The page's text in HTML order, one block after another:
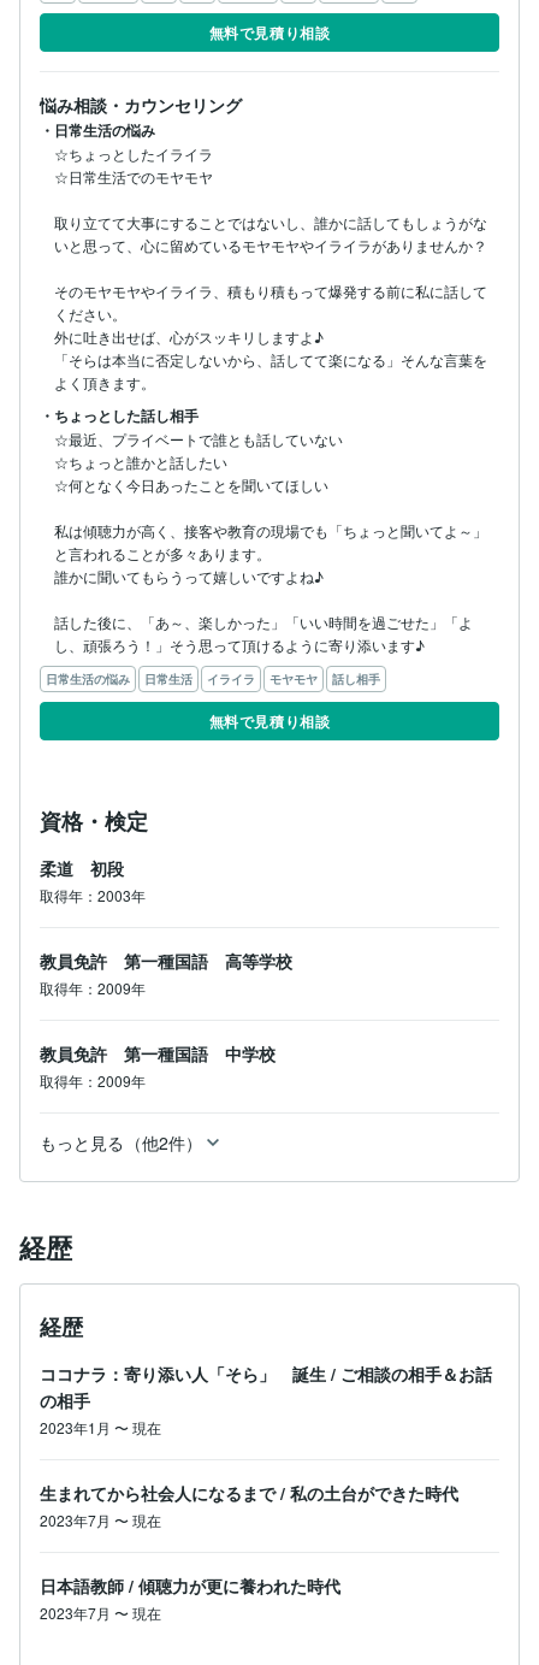
無料で見積り相談
悩み相談・カウンセリング
・日常生活の悩み
☆ちょっとしたイライラ
☆日常生活でのモヤモヤ
取り立てて大事にすることではないし、誰かに話してもしょうがな
いと思って、心に留めているモヤモヤやイライラがありませんか？
そのモヤモヤやイライラ、積もり積もって爆発する前に私に話して
ください。
外に吐き出せば、心がスッキリしますよ♪
「そらは本当に否定しないから、話してて楽になる」そんな言葉を
よく頂きます。
・ちょっとした話し相手
☆最近、プライベートで誰とも話していない
☆ちょっと誰かと話したい
☆何となく今日あったことを聞いてほしい
私は傾聴力が高く、接客や教育の現場でも「ちょっと聞いてよ～」
と言われることが多々あります。
誰かに聞いてもらうって嬉しいですよね♪
話した後に、「あ～、楽しかった」「いい時間を過ごせた」「よ
し、頑張ろう！」そう思って頂けるように寄り添います♪
日常生活の悩み 日常生活 イライラ モヤモヤ 話し相手
無料で見積り相談
資格・検定
柔道 初段
取得年：2003年
教員免許 第一種国語 高等学校
取得年：2009年
教員免許 第一種国語 中学校
取得年：2009年
もっと見る（他2件）
経歴
経歴
ココナラ：寄り添い人「そら」 誕生 / ご相談の相手＆お話
の相手
2023年1月 〜現在
生まれてから社会人になるまで/ 私の土台ができた時代
2023年7月 〜現在
日本語教師 / 傾聴力が更に養われた時代
2023年7月 〜現在